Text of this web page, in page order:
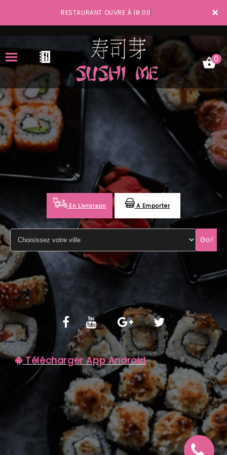
×
RESTAURANT OUVRE À 18:00
ACCUEIL
LA CARTE
VOTRE COMPTE
NOTRE RESTAURANT
MENTIONS LÉGALES
C.G.V
0
En Livraison A Emporter
Go!
Télécharger App Android